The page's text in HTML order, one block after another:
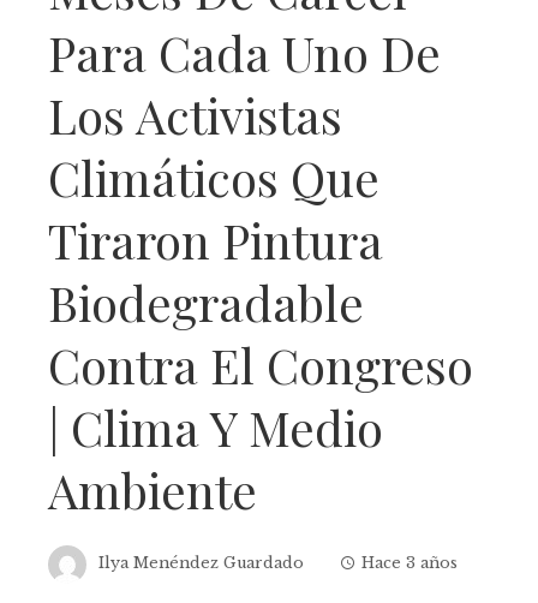
Para Cada Uno De
Los Activistas
Climáticos Que
Tiraron Pintura
Biodegradable
Contra El Congreso
| Clima Y Medio
Ambiente
Ilya Menéndez Guardado Hace 3 años